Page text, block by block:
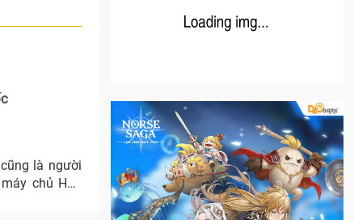
là người
chủ Hàn